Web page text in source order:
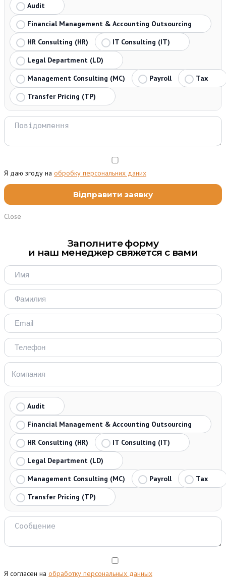
Audit
Financial Management & Accounting Outsourcing
HR Consulting (HR)
IT Consulting (IT)
Legal Department (LD)
Management Consulting (MC)
Payroll
Tax
Transfer Pricing (TP)
Я даю згоду на обробку персональних даних
Close
Заполните форму
и наш менеджер свяжется с вами
Audit
Financial Management & Accounting Outsourcing
HR Consulting (HR)
IT Consulting (IT)
Legal Department (LD)
Management Consulting (MC)
Payroll
Tax
Transfer Pricing (TP)
Я согласен на обработку персональных данных